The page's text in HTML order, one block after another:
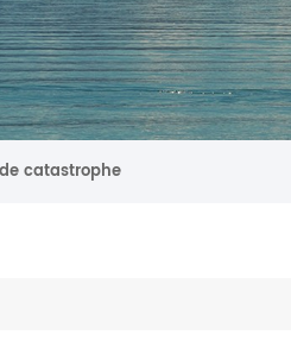
catastrophe